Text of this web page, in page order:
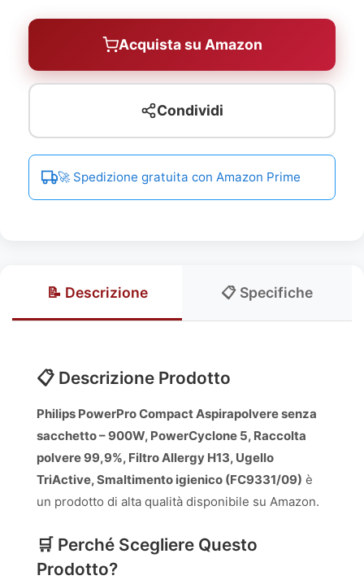
Acquista su Amazon
Condividi
🚀 Spedizione gratuita con Amazon Prime
📝 Descrizione 📋 Specifiche
📋 Descrizione Prodotto
Philips PowerPro Compact Aspirapolvere senza
sacchetto – 900W, PowerCyclone 5, Raccolta
polvere 99,9%, Filtro Allergy H13, Ugello
TriActive, Smaltimento igienico (FC9331/09) è
un prodotto di alta qualità disponibile su Amazon.
🛒 Perché Scegliere Questo
Prodotto?